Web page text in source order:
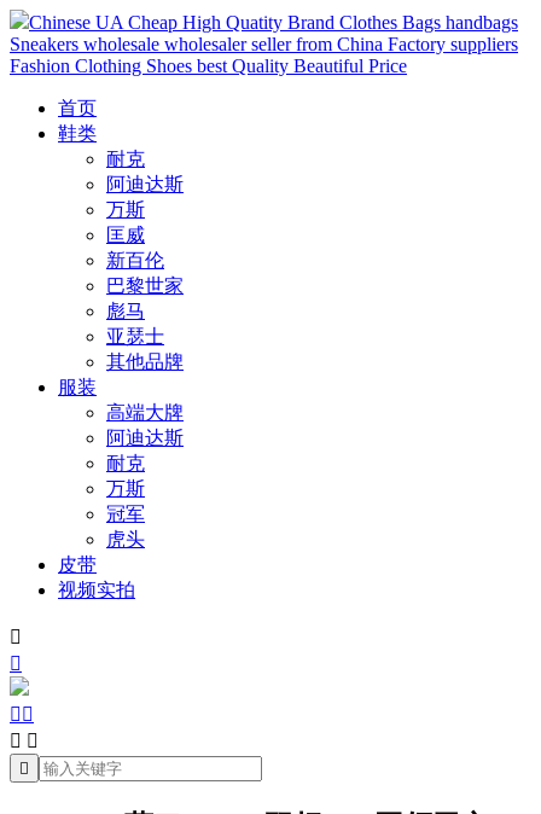
Chinese UA Cheap High Quatity Brand Clothes Bags handbags
Sneakers wholesale wholesaler seller from China Factory suppliers
Fashion Clothing Shoes best Quality Beautiful Price
首页
鞋类
耐克
阿迪达斯
万斯
匡威
新百伦
巴黎世家
彪马
亚瑟士
其他品牌
服装
高端大牌
阿迪达斯
耐克
万斯
冠军
虎头
皮带
视频实拍


 
 
